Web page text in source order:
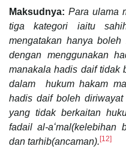
Maksudnya: Para ulama
tiga kategori iaitu
mengatakan hanya boleh
dengan menggunakan
manakala hadis daif tidak
dalam hukum hakam
hadis daif boleh
yang tidak berkaitan
fadail al-aʻmal(kelebihan
dan tarhib(ancaman).[12]